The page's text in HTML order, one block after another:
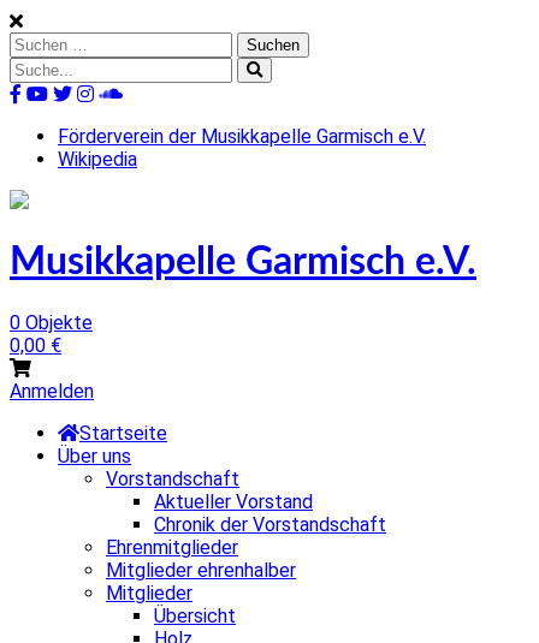
Skip
to
content
Suchen
nach:
Suche
nach:
Förderverein der Musikkapelle Garmisch e.V.
Wikipedia
Musikkapelle Garmisch e.V.
0 Objekte
0,00 €
Anmelden
Startseite
Über uns
Vorstandschaft
Aktueller Vorstand
Chronik der Vorstandschaft
Ehrenmitglieder
Mitglieder ehrenhalber
Mitglieder
Übersicht